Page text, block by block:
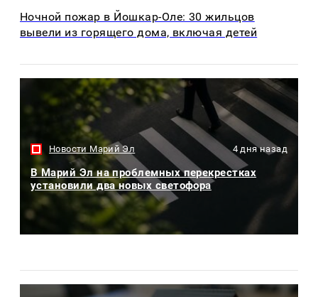
Ночной пожар в Йошкар-Оле: 30 жильцов
вывели из горящего дома, включая детей
Новости Марий Эл 4 дня назад
В Марий Эл на проблемных перекрестках
установили два новых светофора